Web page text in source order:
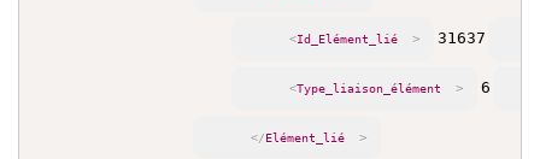
<Id_Elément_lié > 31637
<Type_liaison_élément > 6
</Elément_lié >